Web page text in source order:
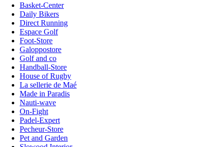
Basket-Center
Daily Bikers
Direct Running
Espace Golf
Foot-Store
Galoppostore
Golf and co
Handball-Store
House of Rugby
La sellerie de Maé
Made in Paradis
Nauti-wave
On-Fight
Padel-Expert
Pecheur-Store
Pet and Garden